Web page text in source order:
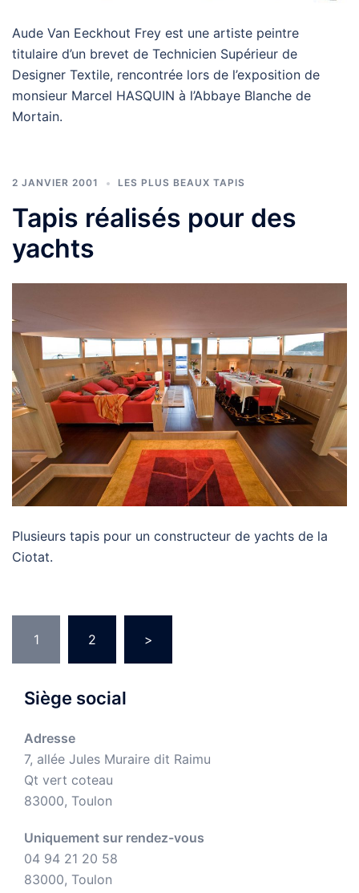
Aude Van Eeckhout Frey est une artiste peintre
titulaire d’un brevet de Technicien Supérieur de
Designer Textile, rencontrée lors de l’exposition de
monsieur Marcel HASQUIN à l’Abbaye Blanche de
Mortain.
2 JANVIER 2001 LES PLUS BEAUX TAPIS
Tapis réalisés pour des
yachts
Plusieurs tapis pour un constructeur de yachts de la
Ciotat.
des
articles
1 2 >
Siège social
Adresse
7, allée Jules Muraire dit Raimu
Qt vert coteau
83000, Toulon
Uniquement sur rendez-vous
04 94 21 20 58
83000, Toulon